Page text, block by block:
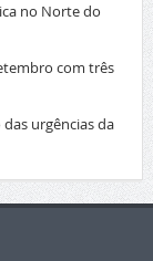
no Norte do
com três
urgências da